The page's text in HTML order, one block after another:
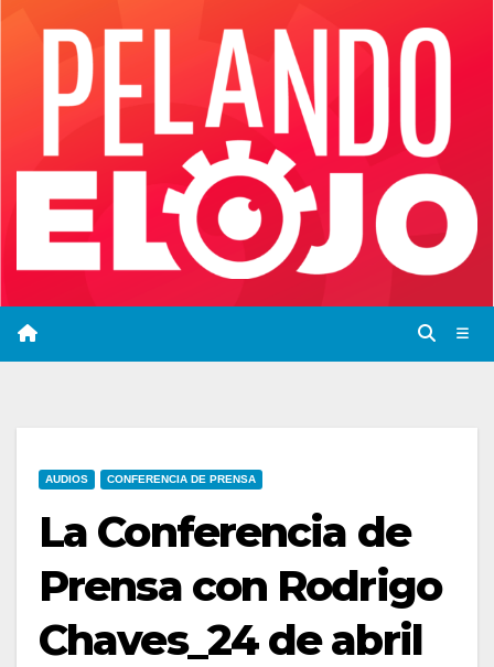
AUDIOS CONFERENCIA DE PRENSA
La Conferencia de
Prensa con Rodrigo
Chaves_24 de abril